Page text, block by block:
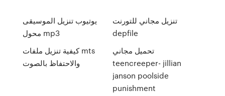
يوتيوب تنزيل الموسيقى
محول mp3
كيفية تنزيل ملفات mts
والاحتفاظ بالصوت
تنزيل مجاني للتورنت
depfile
تحميل مجاني
teencreeper- jillian
janson poolside
punishment